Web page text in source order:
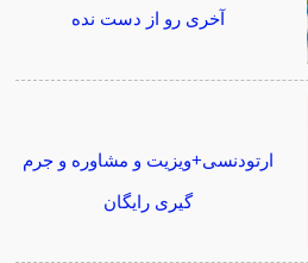
آخری رو از دست نده
ارتودنسی+ویزیت و مشاوره و جرم
گیری رایگان